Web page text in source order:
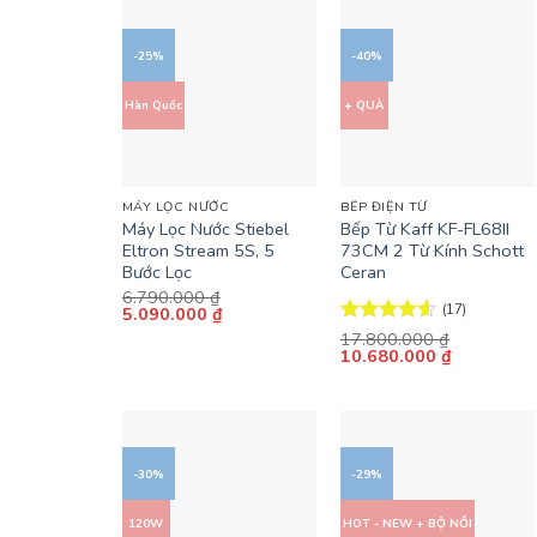
-25%
Hàn Quốc
MÁY LỌC NƯỚC
Máy Lọc Nước Stiebel
Eltron Stream 5S, 5
Bước Lọc
6.790.000₫
Giá
5.090.000₫Giá
hiện
-40%
+ QUÀ
BẾP ĐIỆN TỪ
Bếp Từ Kaff KF-FL68II
73CM 2 Từ Kính Schott
Ceran
Được xếp
hạng4.59
(17)
17.800.000₫
Giá
10.680.000₫Giá
hiện
-30%
120W
-29%
HOT - NEW + BỘ NỒI